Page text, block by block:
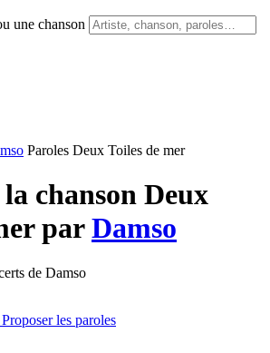
une chanson
Paroles Deux Toiles de mer
chanson Deux
parDamso
de Damso
les paroles